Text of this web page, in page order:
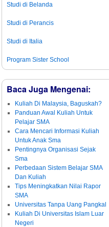
Studi di Belanda
Studi di Perancis
Studi di Italia
Program Sister School
Baca Juga Mengenai:
Kuliah Di Malaysia, Baguskah?
Panduan Awal Kuliah Untuk
Pelajar SMA
Cara Mencari Informasi Kuliah
Untuk Anak Sma
Pentingnya Organisasi Sejak
Sma
Perbedaan Sistem Belajar SMA
Dan Kuliah
Tips Meningkatkan Nilai Rapor
SMA
Universitas Tanpa Uang Pangkal
Kuliah Di Universitas Islam Luar
Negeri